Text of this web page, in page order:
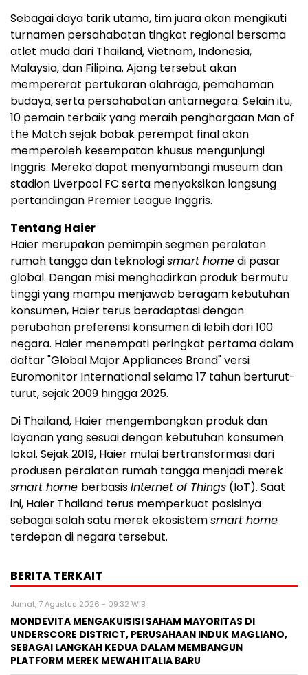
Sebagai daya tarik utama, tim juara akan mengikuti
turnamen persahabatan tingkat regional bersama
atlet muda dari Thailand, Vietnam, Indonesia,
Malaysia, dan Filipina. Ajang tersebut akan
mempererat pertukaran olahraga, pemahaman
budaya, serta persahabatan antarnegara. Selain itu,
10 pemain terbaik yang meraih penghargaan Man of
the Match sejak babak perempat final akan
memperoleh kesempatan khusus mengunjungi
Inggris. Mereka dapat menyambangi museum dan
stadion Liverpool FC serta menyaksikan langsung
pertandingan Premier League Inggris.
Tentang Haier
Haier merupakan pemimpin segmen peralatan
rumah tangga dan teknologismart homedi pasar
global. Dengan misi menghadirkan produk bermutu
tinggi yang mampu menjawab beragam kebutuhan
konsumen, Haier terus beradaptasi dengan
perubahan preferensi konsumen di lebih dari 100
negara. Haier menempati peringkat pertama dalam
daftar "Global Major Appliances Brand" versi
Euromonitor International selama 17 tahun berturut-
turut, sejak 2009 hingga 2025.
Di Thailand, Haier mengembangkan produk dan
layanan yang sesuai dengan kebutuhan konsumen
lokal. Sejak 2019, Haier mulai bertransformasi dari
produsen peralatan rumah tangga menjadi merek
smart home berbasisInternet of Things (IoT). Saat
ini, Haier Thailand terus memperkuat posisinya
sebagai salah satu merek ekosistemsmart home
terdepan di negara tersebut.
BERITA TERKAIT
Jumat, 7 Agustus 2026 - 09:32 WIB
MONDEVITA MENGAKUISISI SAHAM MAYORITAS DI
UNDERSCORE DISTRICT, PERUSAHAAN INDUK MAGLIANO,
SEBAGAI LANGKAH KEDUA DALAM MEMBANGUN
PLATFORM MEREK MEWAH ITALIA BARU